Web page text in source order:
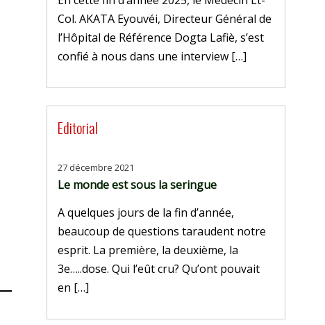
Col. AKATA Eyouvéi, Directeur Général de
l’Hôpital de Référence Dogta Lafiè, s’est
confié à nous dans une interview […]
Editorial
27 décembre 2021
Le monde est sous la seringue
A quelques jours de la fin d’année,
beaucoup de questions taraudent notre
esprit. La première, la deuxième, la
3e…..dose. Qui l’eût cru? Qu’ont pouvait
en […]